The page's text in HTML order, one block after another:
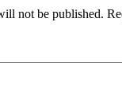
not be published.